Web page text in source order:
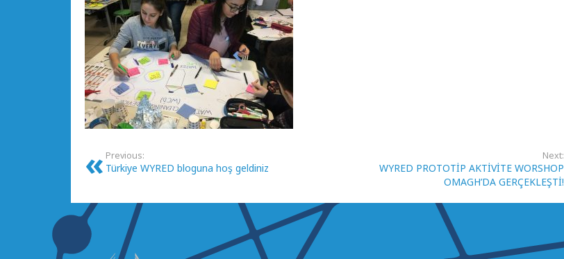
Previous:
Türkiye WYRED bloguna hoş geldiniz
Next:
WYRED PROTOTİP AKTİVİTE WORSHOP
OMAGH’DA GERÇEKLEŞTİ!